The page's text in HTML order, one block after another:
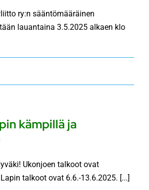
ry:n sääntömääräinen
lauantaina 3.5.2025 alkaen klo
kämpillä ja
Ukonjoen talkoot ovat
talkoot ovat 6.6.-13.6.2025. [...]